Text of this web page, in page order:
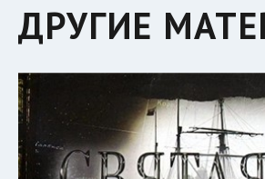
ДРУГИЕ